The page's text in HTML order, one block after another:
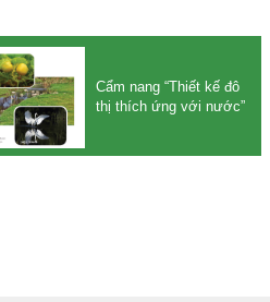
Cẩm nang “Thiết kế đô
thị thích ứng với nước”